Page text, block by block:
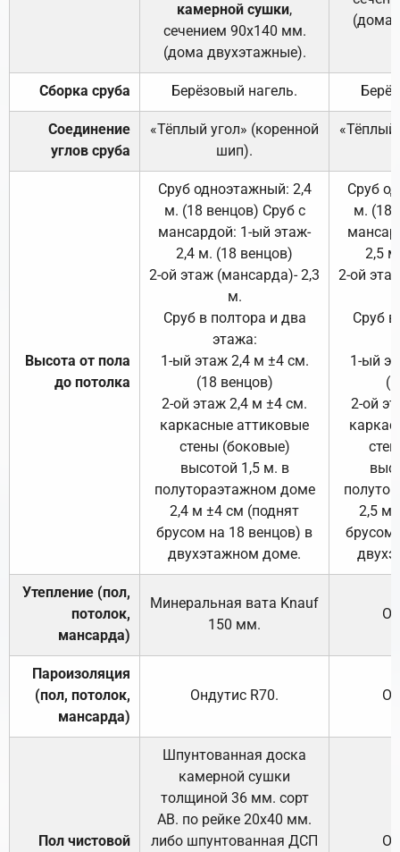
камерной сушки,
сечением 90х140 мм.
(дома двухэтажные).
(дома
Сборка сруба Берёзовый нагель.
Соединение
углов сруба
«Тёплый угол» (коренной
шип).
«Тёплый
Высота от пола
до потолка
Сруб одноэтажный: 2,4
м. (18 венцов) Сруб с
мансардой: 1-ый этаж-
2,4 м. (18 венцов)
2-ой этаж (мансарда)- 2,3
м.
Сруб в полтора и два
этажа:
1-ый этаж 2,4 м ±4 см.
(18 венцов)
2-ой этаж 2,4 м ±4 см.
каркасные аттиковые
стены (боковые)
высотой 1,5 м. в
полутораэтажном доме
2,4 м ±4 см (поднят
брусом на 18 венцов) в
двухэтажном доме.
Сруб
м. (18
2,5
2-ой
Сруб
1-ый
2-ой
2,5 м
брусом
Утепление (пол,
потолок,
мансарда)
Минеральная вата Knauf
150 мм.
Пароизоляция
(пол, потолок,
мансарда)
Ондутис R70.
Пол чистовой
Шпунтованная доска
камерной сушки
толщиной 36 мм. сорт
АВ. по рейке 20х40 мм.
либо шпунтованная ДСП